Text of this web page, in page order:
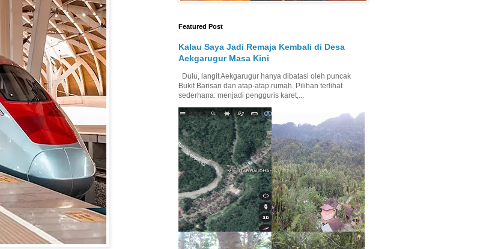
Featured Post
Kalau Saya Jadi Remaja Kembali di Desa
Aekgarugur Masa Kini
Dulu, langit Aekgarugur hanya dibatasi oleh puncak
Bukit Barisan dan atap-atap rumah. Pilihan terlihat
sederhana: menjadi pengguris karet,...